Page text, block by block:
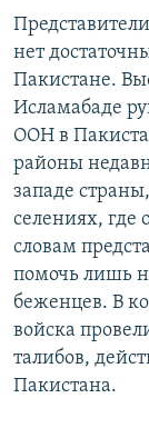
Вернутся
поиску
СЕВЕР.РЕАЛИИ
РАСПИСАНИЕ
СОЦИАЛЬНЫЕ СЕТИ
нет
Пакистане.
Исламабаде
ООН в
районы
западе
селениях,
словам
помочь лишь
беженцев. В
войска
талибов,
Пакистана.